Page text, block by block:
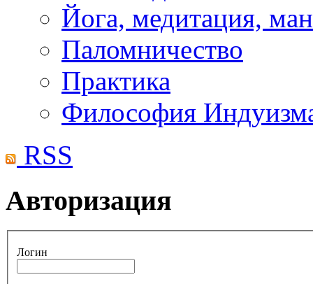
Йога, медитация,
Паломничество
Практика
Философия
RSS
Авторизация
Логин